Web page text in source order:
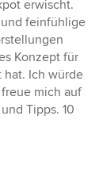
erwischt.
feinfühlige
Konzept für
hat. Ich würde
mich auf
Tipps. 10